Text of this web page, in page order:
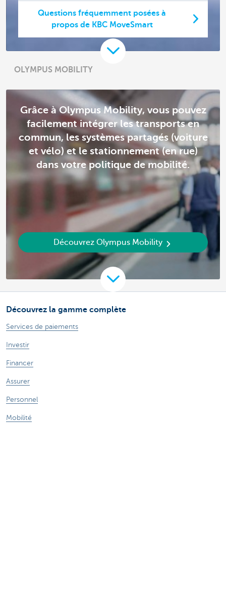
Questions fréquemment posées à
propos de KBC MoveSmart
OLYMPUS MOBILITY
Grâce à Olympus Mobility, vous pouvez
facilement intégrer les transports en
commun, les systèmes partagés (voiture
et vélo) et le stationnement (en rue)
dans votre politique de mobilité.
Découvrez Olympus Mobility
Découvrez la gamme complète
Services de paiements
Investir
Financer
Assurer
Personnel
Mobilité